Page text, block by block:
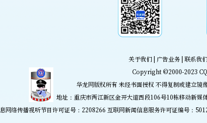
关于我们| 广告业务| 联系我
Copyright ©2000-2023
华龙网版权所有 未经书面授权 不得复制或建立
地址：重庆市两江新区金开大道西段106号10栋移动新
网络传播视听节目许可证号：2208266 互联网新闻信息服务许可证编号：